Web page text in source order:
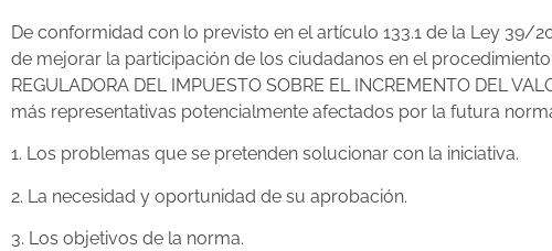
De conformidad con lo previsto en el artículo 133.1 de la Ley 39/
de mejorar la participación de los ciudadanos en el
REGULADORA DEL IMPUESTO SOBRE EL INCREMENTO DEL
más representativas potencialmente afectados por la futura
1. Los problemas que se pretenden solucionar con la iniciativa.
2. La necesidad y oportunidad de su aprobación.
3. Los objetivos de la norma.